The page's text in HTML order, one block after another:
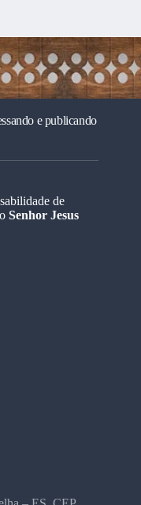
e publicando
de
Senhor Jesus